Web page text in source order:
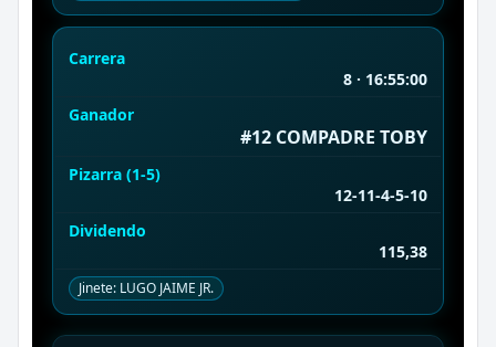
Carrera
8 · 16:55:00
Ganador
#12 COMPADRE TOBY
Pizarra (1-5)
12-11-4-5-10
Dividendo
115,38
Jinete: LUGO JAIME JR.